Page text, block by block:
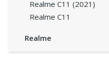
Realme C11 (2021)
Realme C11
Realme